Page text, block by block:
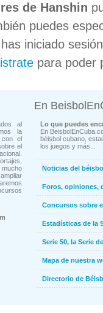
de Hanshin
puedes
iniciado
para poder
al
la
con el
el
mucho
En
Lo que puedes
En
béisbol cubano,
los juegos y más...
Noticias del
Foros, opiniones,
Concursos sobre
Estadísticas de la
Serie 50, la Serie
Mapa de nuestra
Directorio de